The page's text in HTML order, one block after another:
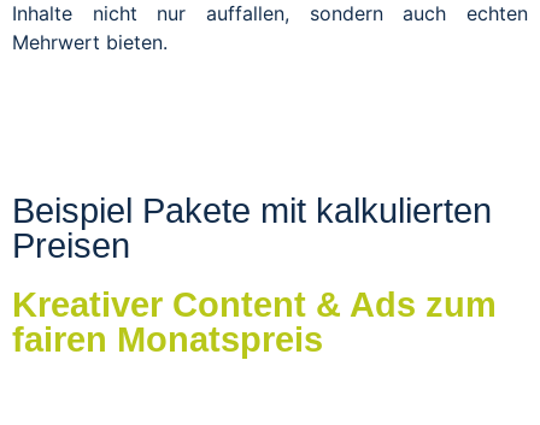
Inhalte nicht nur auffallen, sondern auch echten
Mehrwert bieten.
Beispiel Pakete mit kalkulierten
Preisen
Kreativer Content & Ads zum
fairen Monatspreis